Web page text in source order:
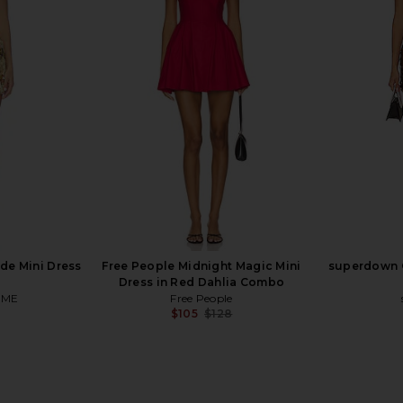
For Love & Lemons Helena Bustier
Mini Dress in Red
For Love & Lemons
Norma
Mini Dress
Free People Midnight Magic Mini
Dress in Red Dahlia Combo
Free People
$105 $128
superdown